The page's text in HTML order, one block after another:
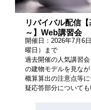
リバイバル配信
～】Web講習会
開催日：2026年7月6
曜日）まで
過去開催の人気講習
の建物モデルを見な
概算算出の注意点等
疑応答部分についても